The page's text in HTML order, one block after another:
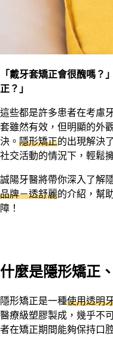
「戴牙套矯正會很醜嗎？
正？」
這些都是許多患者在考慮
套雖然有效，但明顯的外
決。 隱形矯正的出現解決
社交活動的情況下，輕鬆
誠陽牙醫將帶你深入了解
品牌－透舒麗的介紹，幫
障！
什麼是隱形矯正
隱形矯正是一種使用透明
醫療級塑膠製成，幾乎不
者在矯正期間能夠保持口